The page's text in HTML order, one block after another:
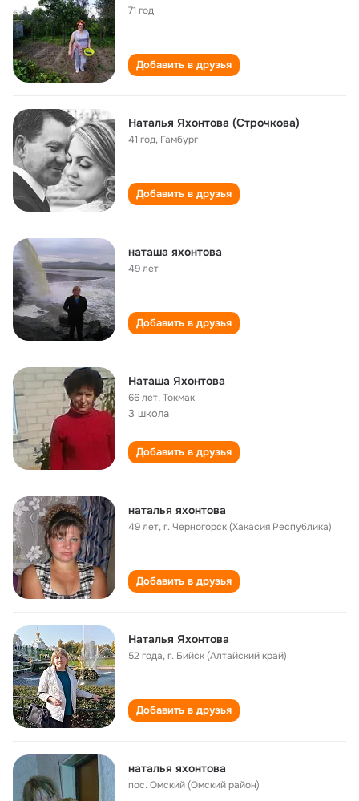
71 год
Добавить в друзья
Наталья Яхонтова (Строчкова)
41 год, Гамбург
Добавить в друзья
наташа яхонтова
49 лет
Добавить в друзья
Наташа Яхонтова
66 лет,Токмак
3 школа
Добавить в друзья
наталья яхонтова
49 лет,г. Черногорск (Хакасия Республика)
Добавить в друзья
Наталья Яхонтова
52 года,г. Бийск (Алтайский край)
Добавить в друзья
наталья яхонтова
пос. Омский (Омский район)